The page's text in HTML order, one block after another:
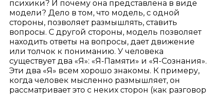
психики? И почему она представлена в виде
модели? Дело в том, что модель, с одной
стороны, позволяет размышлять, ставить
вопросы. С другой стороны, модель позволяет
находить ответы на вопросы, дает движение
или толчок к пониманию. У человека
существует два «Я»: «Я-Памяти» и «Я-Сознания».
Эти два «Я» всем хорошо знакомы. К примеру,
когда человек мысленно размышляет, он
рассматривает это с неких сторон (как разговор